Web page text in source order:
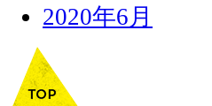
2020年6月